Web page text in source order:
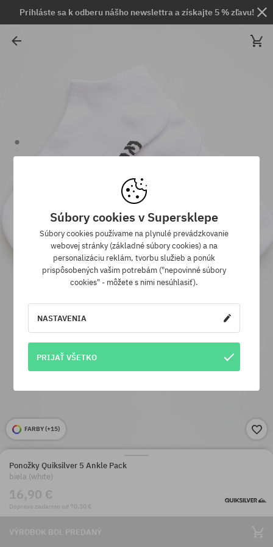
Prihláste sa k odberu nášho newslettra a získajte 5 % zľavu!
FARBY (+15)
Ponožky Quiksilver 5 Ankle Pack
biela (white)
16,90 €
Doprava zadarmo od 70,30 €
VÝROBOK BOL PREDANÝ
Súbory cookies v Supersklepe
Súbory cookies používame na plynulé prevádzkovanie
webovej stránky (základné súbory cookies) a na
personalizáciu reklám, tvorbu služieb a ponúk
prispôsobených vašim potrebám ("nepovinné súbory
cookies" - môžete s nimi nesúhlasiť).
NASTAVENIA
PRIJAŤ VŠETKO